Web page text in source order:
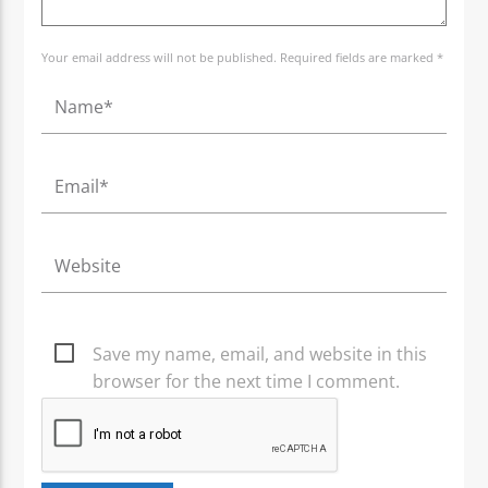
Your email address will not be published. Required fields are marked *
Save my name, email, and website in this
browser for the next time I comment.